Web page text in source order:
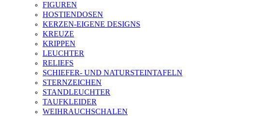
FIGUREN
HOSTIENDOSEN
KERZEN-EIGENE DESIGNS
KREUZE
KRIPPEN
LEUCHTER
RELIEFS
SCHIEFER- UND NATURSTEINTAFELN
STERNZEICHEN
STANDLEUCHTER
TAUFKLEIDER
WEIHRAUCHSCHALEN